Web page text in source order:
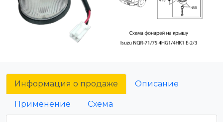
Информация о продаже Описание
Применение Схема